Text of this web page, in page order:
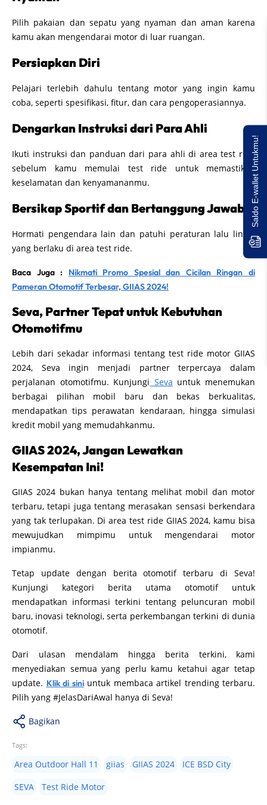
Pilih pakaian dan sepatu yang nyaman dan aman karena
kamu akan mengendarai motor di luar ruangan.
Persiapkan Diri
Pelajari terlebih dahulu tentang motor yang ingin kamu
coba, seperti spesifikasi, fitur, dan cara pengoperasiannya.
Dengarkan Instruksi dari Para Ahli
Ikuti instruksi dan panduan dari para ahli di area test ride
sebelum kamu memulai test ride untuk memastikan
keselamatan dan kenyamananmu.
Bersikap Sportif dan Bertanggung Jawab
Hormati pengendara lain dan patuhi peraturan lalu lintas
yang berlaku di area test ride.
Baca Juga : Nikmati Promo Spesial dan Cicilan Ringan di
Pameran Otomotif Terbesar, GIIAS 2024!
Seva, Partner Tepat untuk Kebutuhan
Otomotifmu
Lebih dari sekadar informasi tentang test ride motor GIIAS
2024, Seva ingin menjadi partner terpercaya dalam
perjalanan otomotifmu. Kunjungi Seva untuk menemukan
berbagai pilihan mobil baru dan bekas berkualitas,
mendapatkan tips perawatan kendaraan, hingga simulasi
kredit mobil yang memudahkanmu.
GIIAS 2024, Jangan Lewatkan
Kesempatan Ini!
GIIAS 2024 bukan hanya tentang melihat mobil dan motor
terbaru, tetapi juga tentang merasakan sensasi berkendara
yang tak terlupakan. Di area test ride GIIAS 2024, kamu bisa
mewujudkan mimpimu untuk mengendarai motor
impianmu.
Tetap update dengan berita otomotif terbaru di Seva!
Kunjungi kategori berita utama otomotif untuk
mendapatkan informasi terkini tentang peluncuran mobil
baru, inovasi teknologi, serta perkembangan terkini di dunia
otomotif.
Dari ulasan mendalam hingga berita terkini, kami
menyediakan semua yang perlu kamu ketahui agar tetap
update. Klik di siniuntuk membaca artikel trending terbaru.
Pilih yang #JelasDariAwal hanya di Seva!
Bagikan
Tags:
Area Outdoor Hall 11 giias GIIAS 2024
ICE BSD City
SEVA
Test Ride Motor
Saldo E-wallet Untukmu!